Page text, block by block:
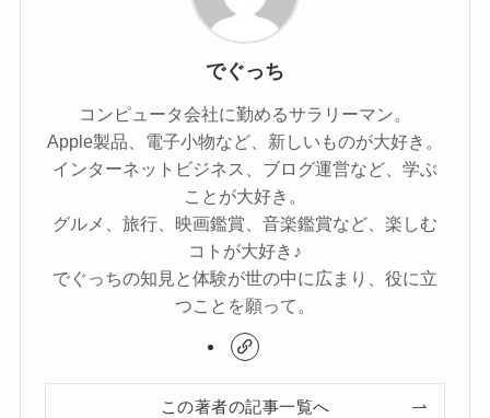
でぐっち
コンピュータ会社に勤めるサラリーマン。
Apple製品、電子小物など、新しいものが大好き。
インターネットビジネス、ブログ運営など、学ぶ
ことが大好き。
グルメ、旅行、映画鑑賞、音楽鑑賞など、楽しむ
コトが大好き♪
でぐっちの知見と体験が世の中に広まり、役に立
つことを願って。
この著者の記事一覧へ